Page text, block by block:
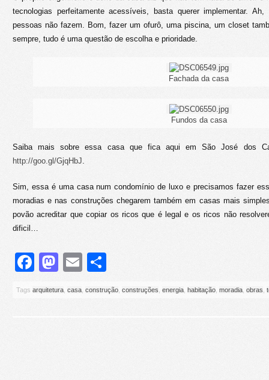
tecnologias perfeitamente acessíveis, basta querer implementar.
pessoas não fazem. Bom, fazer um ofurô, uma piscina, um closet
sempre, tudo é uma questão de escolha e prioridade.
Fachada da casa
Fundos da casa
Saiba mais sobre essa casa que fica aqui em São José dos
http://goo.gl/GjqHbJ.
Sim, essa é uma casa num condomínio de luxo e precisamos fazer
moradias e nas construções chegarem também em casas mais
povão acreditar que copiar os ricos que é legal e os ricos não
dificil…
Facebook
Mastodon
Email
Tags arquitetura casa construção construções energia habitação moradia obras